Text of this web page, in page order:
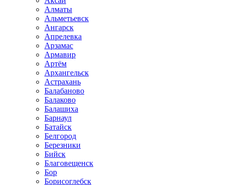
Алматы
Альметьевск
Ангарск
Апрелевка
Арзамас
Армавир
Артём
Архангельск
Астрахань
Балабаново
Балаково
Балашиха
Барнаул
Батайск
Белгород
Березники
Бийск
Благовещенск
Бор
Борисоглебск